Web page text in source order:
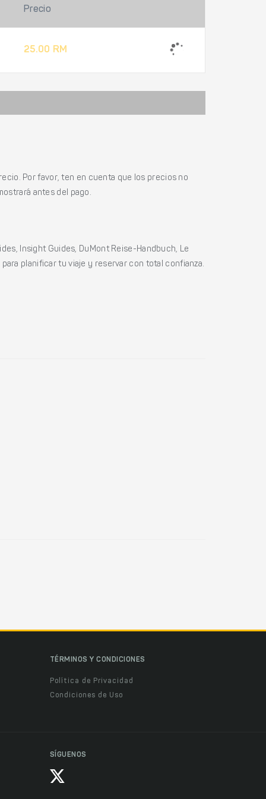
Precio
25.00 RM
Por favor, ten en cuenta que los precios no
antes del pago.
Insight Guides, DuMont Reise-Handbuch, Le
planificar tu viaje y reservar con total confianza.
TÉRMINOS Y CONDICIONES
Política de Privacidad
Condiciones de Uso
SÍGUENOS